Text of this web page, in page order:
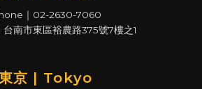
｜02-2630-7060
南市東區裕農路375號7樓之1
京 | Tokyo